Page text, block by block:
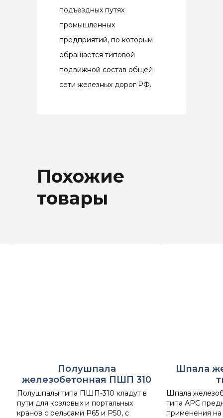
подъездных путях
промышленных
предприятий, по которым
обращается типовой
подвижной состав общей
сети железных дорог РФ.
Похожие
товары
Полушпала
железобетонная ПШП 310
Полушпалы типа ПШП-310 кладут в
пути для козловых и портальных
кранов с рельсами Р65 и Р50, с
Шпала
Шпала
типа АРС
применения на